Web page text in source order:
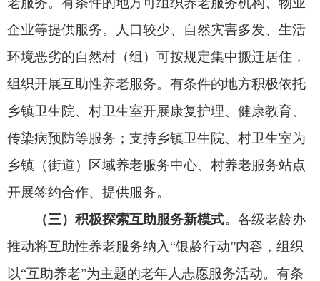
区）设立“互助物资共享站”，配置老年人常用的助
行、助视等康复辅助器具，开展非营利性康复辅助
器具租赁服务。鼓励有条件的地方按规定开发设置
农村助老岗位，支持开展互助性养老服务。
三、统筹建设互助服务阵地
邻里互助点、农村幸福院等互助性养老服务设施。
支持已建养老服务设施的村（社区）增加
服务功能。未建养老服务设施的村（社区），可
根据老年人实际需求，按照“宜建则建、宜改则改、
宜租则租”原则，建设
互助性养老
服务设施。积极拓